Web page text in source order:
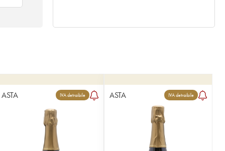
ASTA IVA detraibile ASTA IVA detraibile